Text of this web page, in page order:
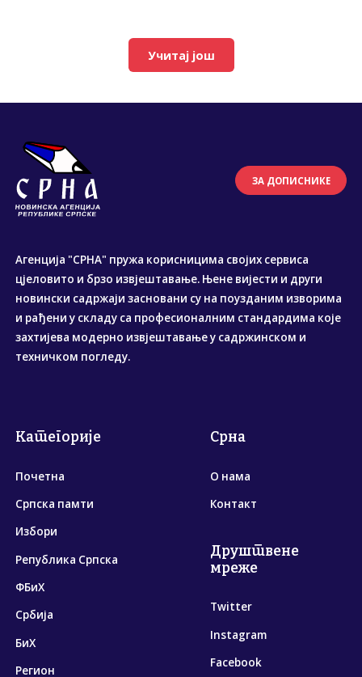
Учитај још
ЗА ДОПИСНИКЕ
Агенција "СРНА" пружа корисницима својих сервиса
цјеловито и брзо извјештавање. Њене вијести и други
новински садржаји засновани су на поузданим изворима
и рађени у складу са професионалним стандардима које
захтијева модерно извјештавање у садржинском и
техничком погледу.
Категорије
Почетна
Српска памти
Избори
Република Српска
ФБиХ
Србија
БиХ
Регион
Срна
О нама
Контакт
Друштвене
мреже
Twitter
Instagram
Facebook